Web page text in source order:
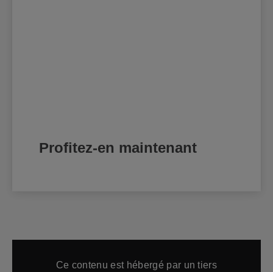
Profitez-en maintenant
Ce contenu est hébergé par un tiers